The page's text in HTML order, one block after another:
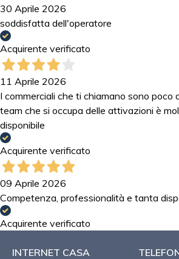
30 Aprile 2026
soddisfatta dell'operatore
Acquirente verificato
11 Aprile 2026
I commerciali che ti chiamano sono poco
team che si occupa delle attivazioni è
disponibile
Acquirente verificato
09 Aprile 2026
Competenza, professionalità e tanta
Acquirente verificato
INTERNET CASA